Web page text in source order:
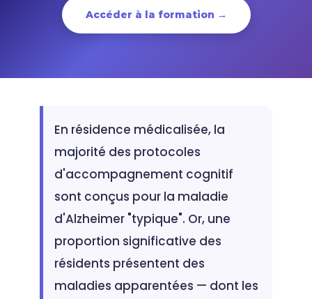
Accéder à la formation →
En résidence médicalisée, la
majorité des protocoles
d'accompagnement cognitif
sont conçus pour la maladie
d'Alzheimer "typique". Or, une
proportion significative des
résidents présentent des
maladies apparentées — dont les